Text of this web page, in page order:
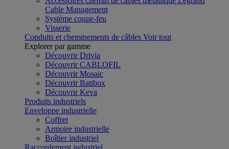
Cable Management
Système coupe-feu
Visserie
Conduits et cheminements de câbles Voir tout
Explorer par gamme
Découvrir Drivia
Découvrir CABLOFIL
Découvrir Mosaic
Découvrir Batibox
Découvrir Keva
Produits industriels
Enveloppe industrielle
Coffret
Armoire industrielle
Boîtier industriel
Raccordement industriel